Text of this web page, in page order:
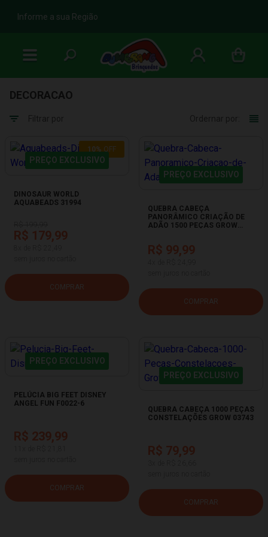
b
Informe a sua Região
DECORACAO
10% OFF
PREÇO EXCLUSIVO
DINOSAUR WORLD
AQUABEADS 31994
R$ 179,99
COMPRAR
PREÇO EXCLUSIVO
QUEBRA CABEÇA
PANORÂMICO CRIAÇÃO DE
ADÃO 1500 PEÇAS GROW
R$ 99,99
COMPRAR
PREÇO EXCLUSIVO
PELÚCIA BIG FEET DISNEY
ANGEL FUN F0022-6
R$ 239,99
COMPRAR
PREÇO EXCLUSIVO
QUEBRA CABEÇA 1000 PEÇAS
CONSTELAÇÕES GROW 03743
R$ 79,99
COMPRAR